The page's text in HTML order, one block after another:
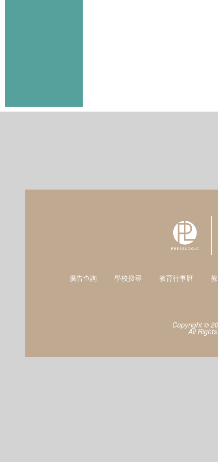
廣告查詢 學校搜尋 教育行事曆
Copyright ©
All